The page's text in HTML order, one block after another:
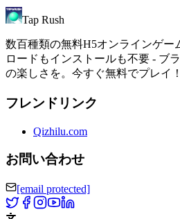
Tap Rush
数百種類の無料H5オンラインゲー
ロードもインストールも不要 - ブ
の楽しさを。今すぐ無料でプレイ！
フレンドリンク
Qizhilu.com
お問い合わせ
[email protected]